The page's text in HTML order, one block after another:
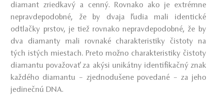
diamant zriedkavý a cenný. Rovnako ako je extrémne
nepravdepodobné, že by dvaja ľudia mali identické
odtlačky prstov, je tiež rovnako nepravdepodobné, že by
dva diamanty mali rovnaké charakteristiky čistoty na
tých istých miestach. Preto možno charakteristiky čistoty
diamantu považovať za akýsi unikátny identifikačný znak
každého diamantu – zjednodušene povedané – za jeho
jedinečnú DNA.